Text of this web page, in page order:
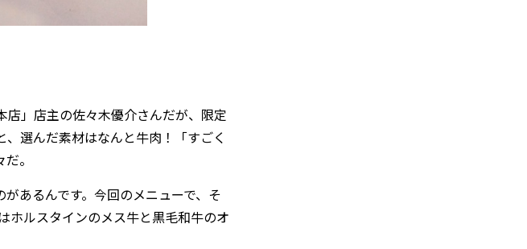
」店主の佐々木優介さんだが、限定
選んだ素材はなんと牛肉！「すごく
。
あるんです。今回のメニューで、そ
ホルスタインのメス牛と黒毛和牛のオ